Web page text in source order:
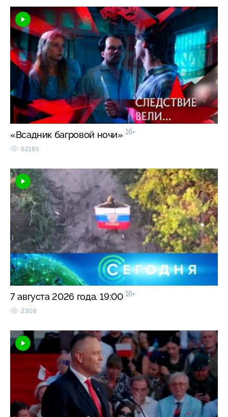
«Всадник багровой ночи» 16+
62183
7 августа 2026 года. 19:00 16+
2308